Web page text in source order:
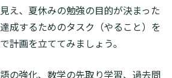
え、夏休みの勉強の目的が決まった
成するためのタスク（やること）を
計画を立ててみましょう。
強化、数学の先取り学習、過去問